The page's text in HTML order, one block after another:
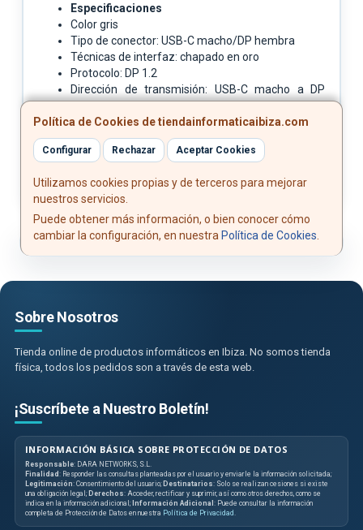
Especificaciones
Color gris
Tipo de conector: USB-C macho/DP hembra
Técnicas de interfaz: chapado en oro
Protocolo: DP 1.2
Dirección de transmisión: USB-C macho a DP
hembra
Resolución: 4K@60Hz/2K@60Hz
Carcasa: aleación de aluminio y ABS
Política de Cookies de tiendainformaticaibiza.com
Configurar Rechazar Aceptar Cookies
Utilizamos cookies propias y de terceros para mejorar
nuestros servicios.
Puede obtener más información, o bien conocer cómo
cambiar la configuración, en nuestra Política de Cookies
Sobre Nosotros
Tienda online de productos informáticos en Ibiza. No somos tienda
física, todos los pedidos son a través de esta web.
¡Suscríbete a Nuestro Boletín!
INFORMACIÓN BÁSICA SOBRE PROTECCIÓN DE DATOS
Responsable: DARA NETWORKS, S.L.
Finalidad : Responder las consultas planteadas por el usuario y enviarle la información solicitada;
Legitimación: Consentimiento del usuario; Destinatarios: Solo se realizan cesiones si existe
una obligación legal; Derechos: Acceder, rectificar y suprimir, así como otros derechos, como se
indica en la información adicional; Información Adicional : Puede consultar la información
completa de Protección de Datos en nuestra Política de Privacidad